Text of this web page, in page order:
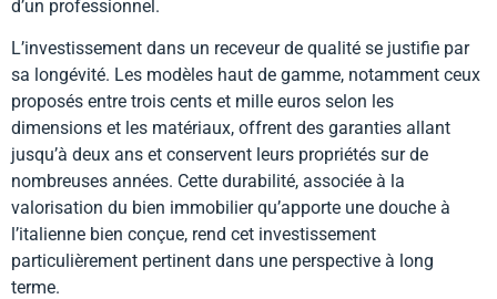
d’un professionnel.
L’investissement dans un receveur de qualité se justifie par
sa longévité. Les modèles haut de gamme, notamment ceux
proposés entre trois cents et mille euros selon les
dimensions et les matériaux, offrent des garanties allant
jusqu’à deux ans et conservent leurs propriétés sur de
nombreuses années. Cette durabilité, associée à la
valorisation du bien immobilier qu’apporte une douche à
l’italienne bien conçue, rend cet investissement
particulièrement pertinent dans une perspective à long
terme.